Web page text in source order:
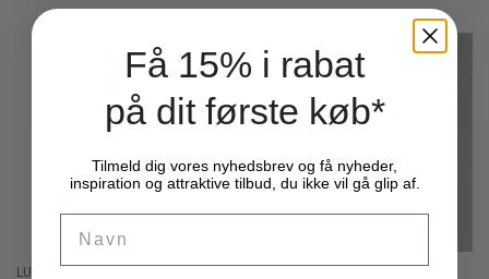
pris
pris
LUCEPLAN
Få 15% i rabat
på dit første køb*
Tilmeld dig vores nyhedsbrev og få nyheder,
inspiration og attraktive tilbud, du ikke vil gå glip af.